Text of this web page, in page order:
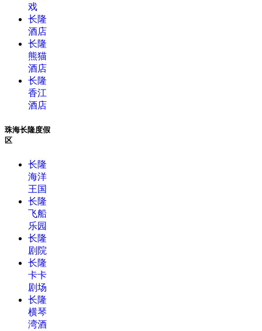
戏
长隆
酒店
长隆
熊猫
酒店
长隆
香江
酒店
珠海长隆度假
区
长隆
海洋
王国
长隆
飞船
乐园
长隆
剧院
长隆
卡卡
剧场
长隆
横琴
湾酒